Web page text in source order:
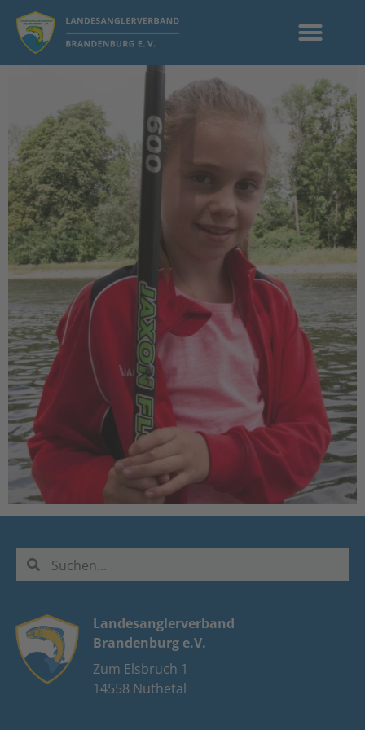
Landesanglerverband
Brandenburg e.V.
Zum Elsbruch 1
14558 Nuthetal